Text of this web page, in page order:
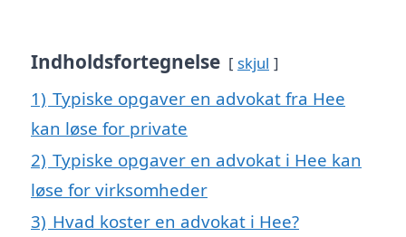
Indholdsfortegnelse skjul
1) Typiske opgaver en advokat fra Hee
kan løse for private
2) Typiske opgaver en advokat i Hee kan
løse for virksomheder
3) Hvad koster en advokat i Hee?